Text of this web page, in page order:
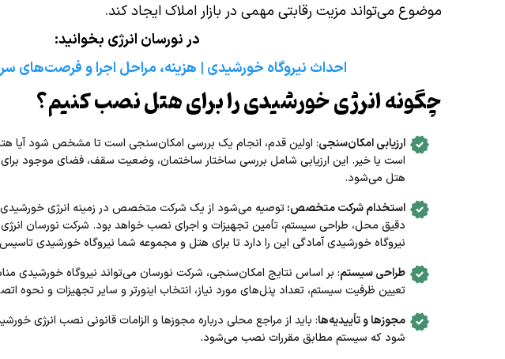
موضوع می‌تواند مزیت رقابتی مهمی در بازار املاک ایجاد کند.
در نورسان انرژی بخوانید:
احداث نیروگاه خورشیدی | هزینه، مراحل اجرا و فرصت‌های
چگونه انرژی خورشیدی را برای هتل نصب کنیم؟
ارزیابی امکان‌سنجی: اولین قدم، انجام یک بررسی امکان‌سنجی است تا مشخص شود آیا
است یا خیر. این ارزیابی شامل بررسی ساختار ساختمان، وضعیت سقف، فضای موجود
هتل می‌شود.
استخدام شرکت متخصص:توصیه می‌شود از یک شرکت متخصص در زمینه انرژی
نیروگاه خورشیدی آمادگی این را دارد تا برای هتل و مجموعه شما نیروگاه خورشیدی
طراحی سیستم: بر اساس نتایج امکان‌سنجی، شرکت نورسان می‌تواند نیروگاه خورشیدی
تعیین ظرفیت سیستم، تعداد پنل‌های مورد نیاز، انتخاب اینورتر و سایر تجهیزات و نحوه
مجوزها و تأییدیه‌ها: باید از مراجع محلی درباره مجوزها و الزامات قانونی نصب انرژی
شود که سیستم مطابق مقررات نصب می‌شود.